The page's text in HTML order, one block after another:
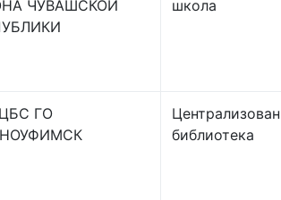
ЧУВАШСКОЙ
школа
ГО
библиотека